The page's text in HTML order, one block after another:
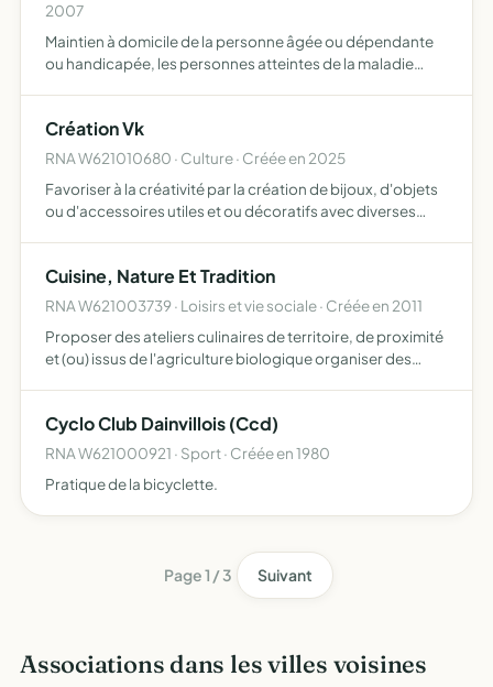
2007
Maintien à domicile de la personne âgée ou dépendante
ou handicapée, les personnes atteintes de la maladie
ménagers- ,p…
Création Vk
RNA W621010680 · Culture · Créée en 2025
Favoriser à la créativité par la création de bijoux, d'objets
ou d'accessoires utiles et ou décoratifs avec diverses
Cuisine, Nature Et Tradition
RNA W621003739 · Loisirs et vie sociale · Créée en 2011
Proposer des ateliers culinaires de territoire, de proximité
et (ou) issus de l'agriculture biologique organiser des
séa…
Cyclo Club Dainvillois (Ccd)
RNA W621000921 · Sport · Créée en 1980
Pratique de la bicyclette.
Page 1 / 3 Suivant
Associations dans les villes voisines